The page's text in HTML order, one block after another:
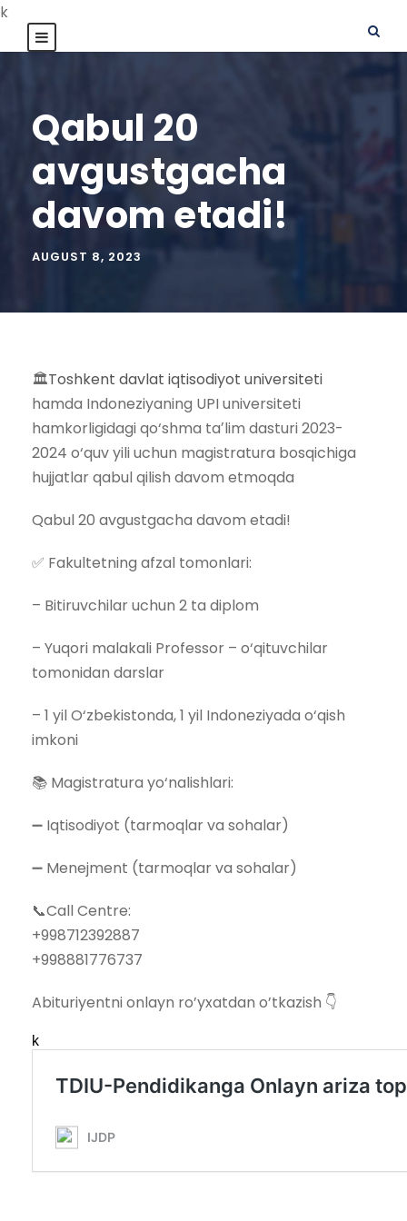
k
Qabul 20
avgustgacha
davom etadi!
AUGUST 8, 2023
🏛Toshkent davlat iqtisodiyot universiteti
hamda Indoneziyaning UPI universiteti
hamkorligidagi qo‘shma taʼlim dasturi 2023-
2024 o‘quv yili uchun magistratura bosqichiga
hujjatlar qabul qilish davom etmoqda
Qabul 20 avgustgacha davom etadi!
✅ Fakultetning afzal tomonlari:
– Bitiruvchilar uchun 2 ta diplom
– Yuqori malakali Professor – o‘qituvchilar
tomonidan darslar
– 1 yil O‘zbekistonda, 1 yil Indoneziyada o‘qish
imkoni
📚 Magistratura yo‘nalishlari:
➖ Iqtisodiyot (tarmoqlar va sohalar)
➖ Menejment (tarmoqlar va sohalar)
📞Call Centre:
+998712392887
+998881776737
Abituriyentni onlayn ro’yxatdan o’tkazish 👇